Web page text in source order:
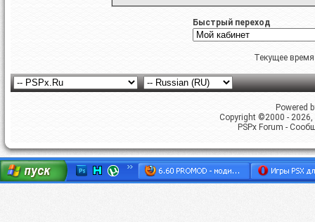
Быстрый переход
Текущее
Powered
Copyright ©2000 -
PSPx Forum -